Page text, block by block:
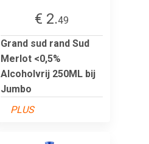
€ 2.49
Grand sud rand Sud
Merlot <0,5%
Alcoholvrij 250ML bij
Jumbo
PLUS